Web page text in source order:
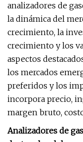
analizadores de
la dinámica del
crecimiento, la
crecimiento y los
aspectos
los mercados
preferidos y los
incorpora precio,
margen bruto,
Analizadores de